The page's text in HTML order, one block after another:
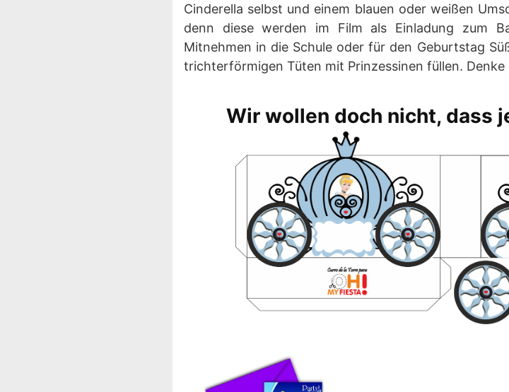
Cinderella selbst und einem blauen oder weißen
denn diese werden im Film als Einladung zum
Mitnehmen in die Schule oder für den Geburtstag
trichterförmigen Tüten mit Prinzessinen füllen.
Wir wollen doch nicht, dass